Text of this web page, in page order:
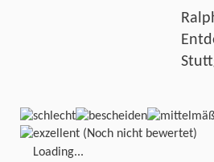
(Noch nicht bewertet)
Loading...